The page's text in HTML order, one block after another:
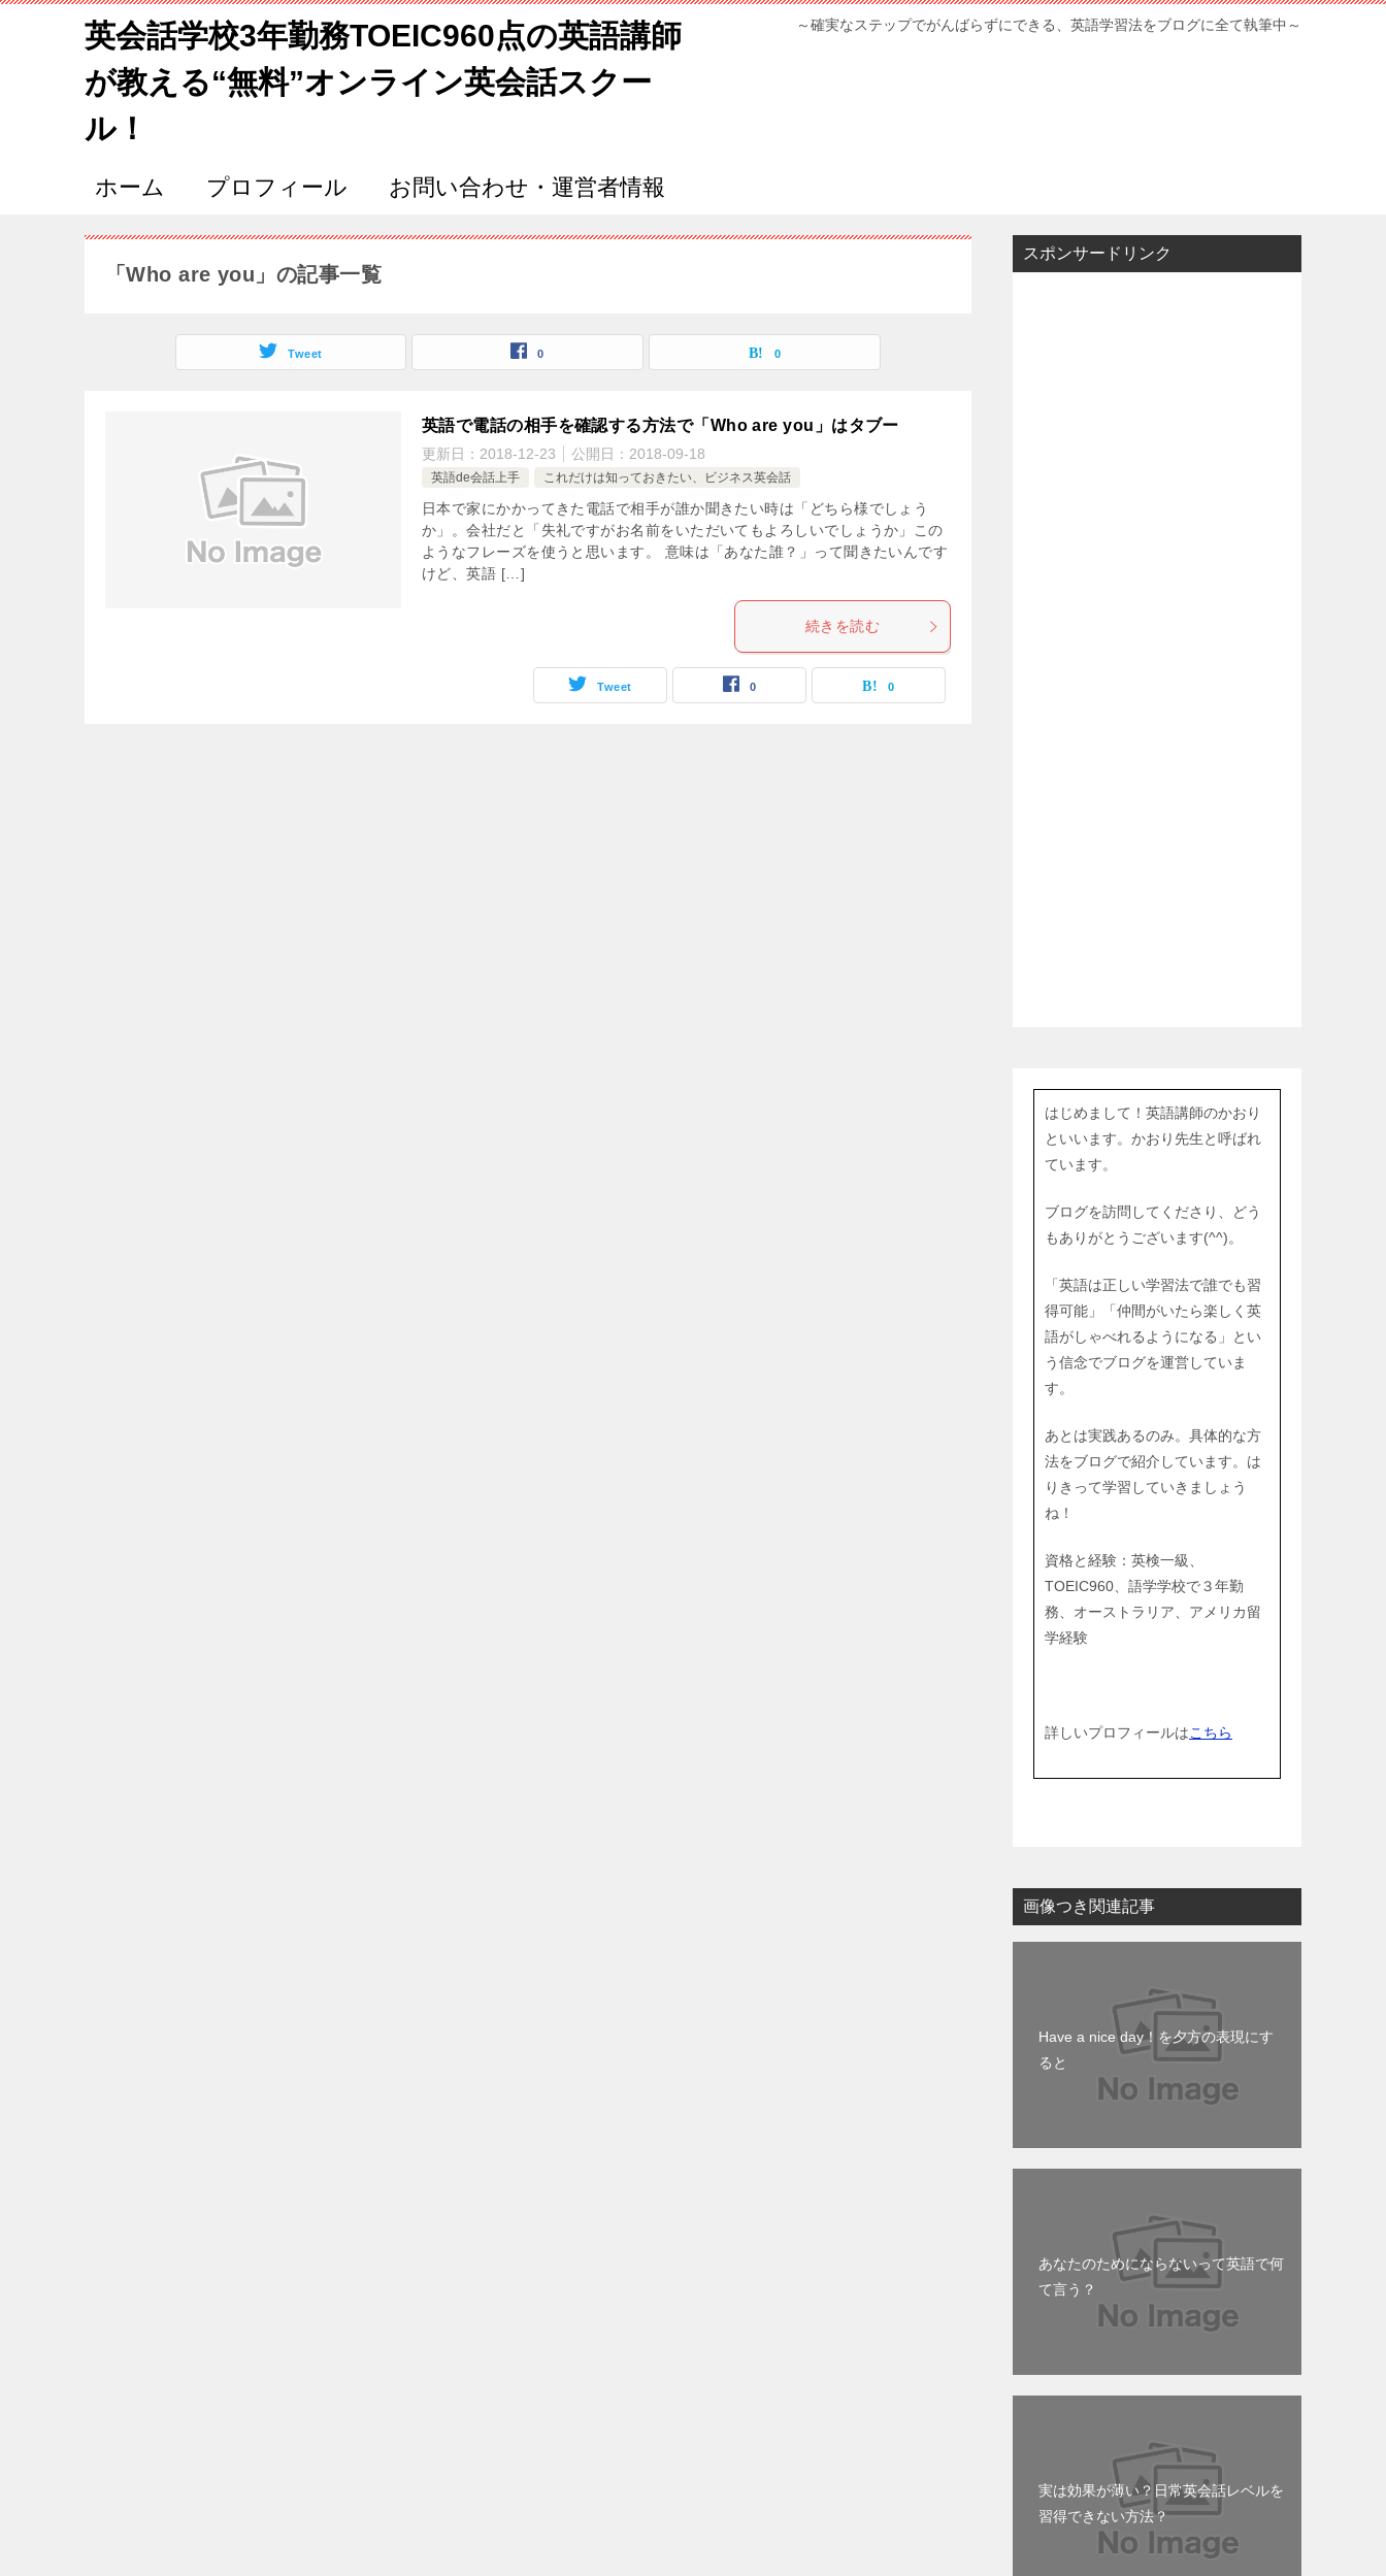
英会話学校3年勤務TOEIC960点の英語講師
が教える“無料”オンライン英会話スクー
ル！
～確実なステップでがんばらずにできる、英語学習法をブログに全て執筆中～
ホーム プロフィール お問い合わせ・運営者情報
「Who are you」の記事一覧
Tweet 0 0
英語で電話の相手を確認する方法で「Who are you」はタブー
更新日： 2018-12-23 公開日： 2018-09-18
英語de会話上手 これだけは知っておきたい、ビジネス英会話
日本で家にかかってきた電話で相手が誰か聞きたい時は「どちら様でしょう
か」。会社だと「失礼ですがお名前をいただいてもよろしいでしょうか」この
ようなフレーズを使うと思います。 意味は「あなた誰？」って聞きたいんです
けど、英語 […]
続きを読む
Tweet 0 0
スポンサードリンク
はじめまして！英語講師のかおり
といいます。かおり先生と呼ばれ
ています。
ブログを訪問してくださり、どう
もありがとうございます(^^)。
「英語は正しい学習法で誰でも習
得可能」「仲間がいたら楽しく英
語がしゃべれるようになる」とい
う信念でブログを運営していま
す。
あとは実践あるのみ。具体的な方
法をブログで紹介しています。は
りきって学習していきましょう
ね！
資格と経験：英検一級、
TOEIC960、語学学校で３年勤
務、オーストラリア、アメリカ留
学経験
詳しいプロフィールはこちら
画像つき関連記事
Have a nice day！を夕方の表現にす
ると
あなたのためにならないって英語で何
て言う？
実は効果が薄い？日常英会話レベルを
習得できない方法？